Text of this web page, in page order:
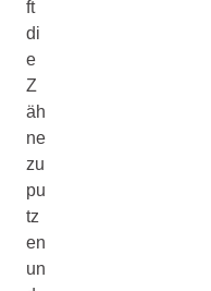
ft
di
e
Z
äh
ne
zu
pu
tz
en
un